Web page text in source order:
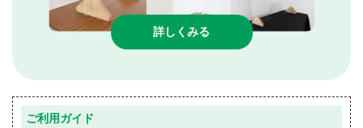
詳しくみる
ご利用ガイド